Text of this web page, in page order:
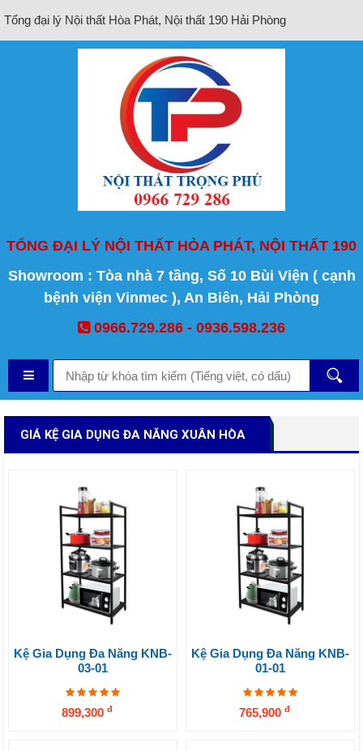
Tổng đại lý Nội thất Hòa Phát, Nội thất 190 Hải Phòng
TỔNG ĐẠI LÝ NỘI THẤT HÒA PHÁT, NỘI THẤT 190
Showroom : Tòa nhà 7 tầng, Số 10 Bùi Viện ( cạnh
bệnh viện Vinmec ), An Biên, Hải Phòng
0966.729.286 - 0936.598.236
GIÁ KỆ GIA DỤNG ĐA NĂNG XUÂN HÒA
Kệ Gia Dụng Đa Năng KNB-
03-01
899,300 đ
Kệ Gia Dụng Đa Năng KNB-
01-01
765,900 đ